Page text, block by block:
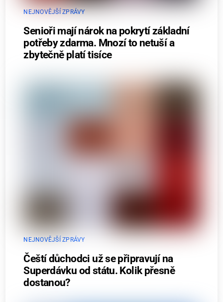
NEJNOVĚJŠÍ ZPRÁVY
Senioři mají nárok na pokrytí základní
potřeby zdarma. Mnozí to netuší a
zbytečně platí tisíce
NEJNOVĚJŠÍ ZPRÁVY
Čeští důchodci už se připravují na
Superdávku od státu. Kolik přesně
dostanou?